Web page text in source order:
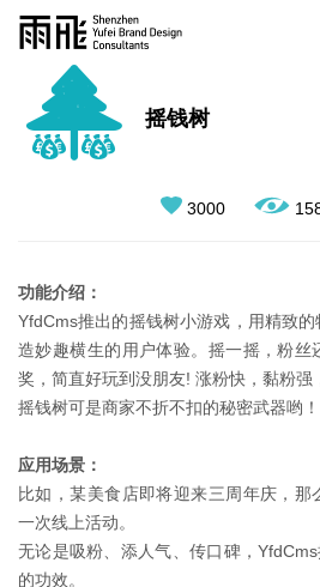
摇钱树
3000
功能介绍：
YfdCms推出的摇钱树小游戏，用精致
造妙趣横生的用户体验。摇一摇，粉丝
奖，简直好玩到没朋友! 涨粉快，黏粉强
摇钱树可是商家不折不扣的秘密武器哟！
应用场景：
比如，某美食店即将迎来三周年庆，
一次线上活动。
无论是吸粉、添人气、传口碑，
的功效。